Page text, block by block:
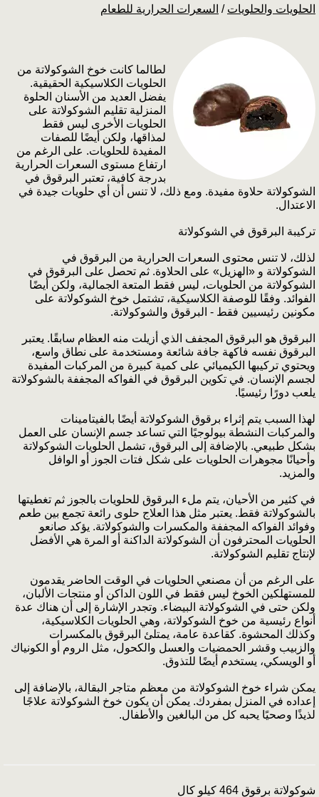
السعرات الحرارية للطعام / الحلويات والحلويات
لطالما كانت خوخ الشوكولاتة من
الحلويات الكلاسيكية الحقيقية.
يفضل العديد من الأسنان الحلوة
المنزلية تقليم الشوكولاتة على
الحلويات الأخرى ليس فقط
لمذاقها، ولكن أيضًا للصفات
المفيدة للحلويات. على الرغم من
ارتفاع مستوى السعرات الحرارية
بدرجة كافية، تعتبر البرقوق في
الشوكولاتة حلاوة مفيدة. ومع ذلك، لا تنس أن أي حلويات جيدة في
الاعتدال.
تركيبة البرقوق في الشوكولاتة
لذلك، لا تنس محتوى السعرات الحرارية من البرقوق في
الشوكولاتة و «الهزيل» على الحلاوة. ثم تحصل على البرقوق في
الشوكولاتة من الحلويات، ليس فقط المتعة الجمالية، ولكن أيضًا
الفوائد. وفقًا للوصفة الكلاسيكية، تشتمل خوخ الشوكولاتة على
مكونين رئيسيين فقط - البرقوق والشوكولاتة.
البرقوق هو البرقوق المجفف الذي أزيلت منه العظام سابقًا. يعتبر
البرقوق نفسه فاكهة جافة شائعة ومستخدمة على نطاق واسع،
ويحتوي تركيبها الكيميائي على كمية كبيرة من المركبات المفيدة
لجسم الإنسان. في تكوين البرقوق في الفواكه المجففة بالشوكولاتة
يلعب دورًا رئيسيًا.
لهذا السبب يتم إثراء برقوق الشوكولاتة أيضًا بالفيتامينات
والمركبات النشطة بيولوجيًا التي تساعد جسم الإنسان على العمل
بشكل طبيعي. بالإضافة إلى البرقوق، تشمل الحلويات الشوكولاتة
وأحيانًا مجوهرات الحلويات على شكل فتات الجوز أو الوافل
والمزيد.
في كثير من الأحيان، يتم ملء البرقوق للحلويات بالجوز ثم تغطيتها
بالشوكولاتة فقط. يعتبر مثل هذا العلاج حلوى رائعة تجمع بين طعم
وفوائد الفواكه المجففة والمكسرات والشوكولاتة. يؤكد صانعو
الحلويات المحترفون أن الشوكولاتة الداكنة أو المرة هي الأفضل
لإنتاج تقليم الشوكولاتة.
على الرغم من أن مصنعي الحلويات في الوقت الحاضر يقدمون
للمستهلكين الخوخ ليس فقط في اللون الداكن أو منتجات الألبان،
ولكن حتى في الشوكولاتة البيضاء. وتجدر الإشارة إلى أن هناك عدة
أنواع رئيسية من خوخ الشوكولاتة، وهي الحلويات الكلاسيكية،
وكذلك المحشوة. كقاعدة عامة، يمتلئ البرقوق بالمكسرات
والزبيب وقشر الحمضيات والعسل والكحول، مثل الروم أو الكونياك
أو الويسكي، يستخدم أيضًا للتذوق.
يمكن شراء خوخ الشوكولاتة من معظم متاجر البقالة، بالإضافة إلى
إعداده في المنزل بمفردك. يمكن أن يكون خوخ الشوكولاتة علاجًا
لذيذًا وصحيًا يحبه كل من البالغين والأطفال.
شوكولاتة برقوق 464 كيلو كال